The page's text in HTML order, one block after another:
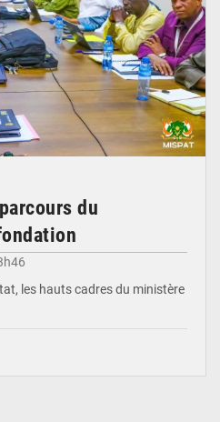
du
les hauts cadres du ministère